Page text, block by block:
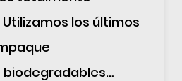
extrusión de
y fabricación de
acuerdo con las